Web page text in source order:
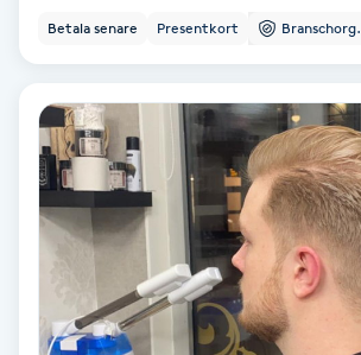
Eyeliner-tatuering
Face framing
Faceliftmassage
Fet hårbotten
Betala senare Presentkort Branschorg.